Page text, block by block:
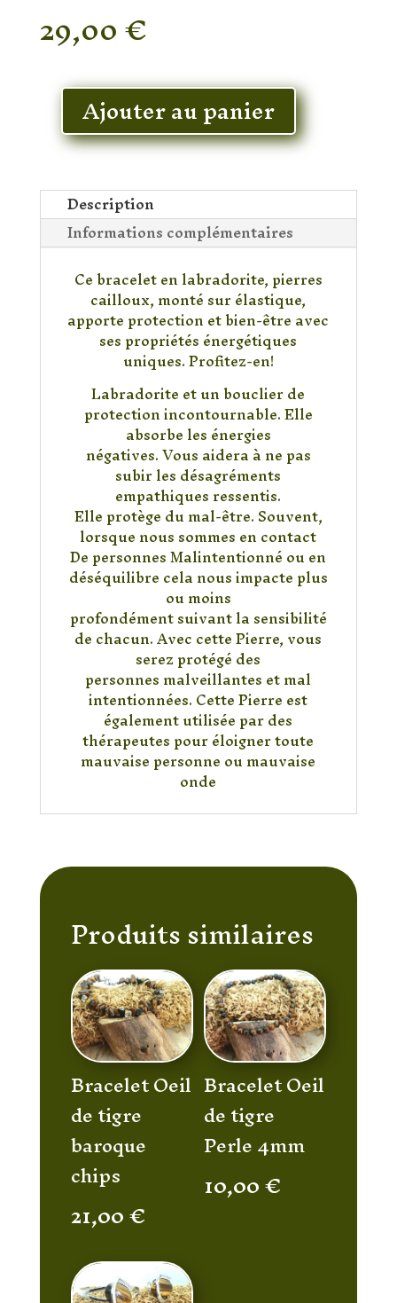
29,00€
En stock
quantité
Bracelet
Cailloux
Ajouter au panier
Description
Informations complémentaires
Ce bracelet en labradorite, pierres
cailloux, monté sur élastique,
apporte protection et bien-être avec
ses propriétés énergétiques
uniques. Profitez-en!
Labradorite et un bouclier de
protection incontournable. Elle
absorbe les énergies
négatives. Vous aidera à ne pas
subir les désagréments
empathiques ressentis.
Elle protège du mal-être. Souvent,
lorsque nous sommes en contact
De personnes Malintentionné ou en
déséquilibre cela nous impacte plus
ou moins
profondément suivant la sensibilité
de chacun. Avec cette Pierre, vous
serez protégé des
personnes malveillantes et mal
intentionnées. Cette Pierre est
également utilisée par des
thérapeutes pour éloigner toute
mauvaise personne ou mauvaise
onde
Produits similaires
Bracelet Oeil
de tigre
baroque
chips
21,00€
Bracelet Oeil
de tigre
Perle 4mm
10,00€